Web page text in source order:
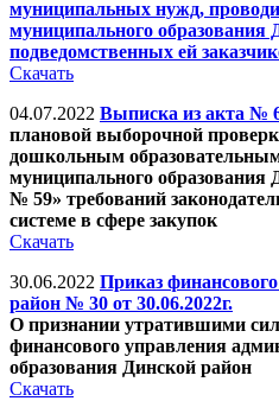
муниципальных нужд,
муниципального
подведомственных ей
Скачать
04.07.2022 Выписка из акта №
плановой выборочной
дошкольным
муниципального образования
№ 59» требований
системе в сфере закупок
Скачать
30.06.2022 Приказ
район № 30 от 30.06.2022г.
О признании утратившими
финансового управления
образования Динской район
Скачать